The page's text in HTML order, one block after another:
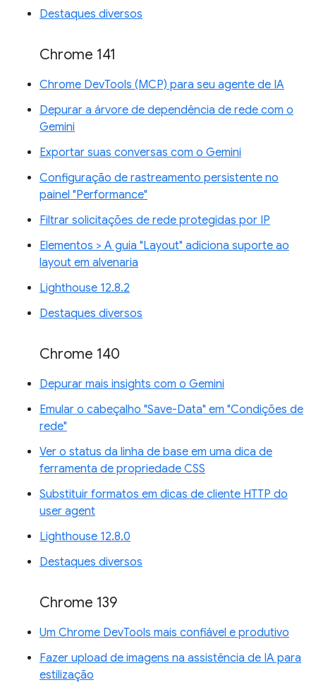
Destaques diversos
Chrome 141
Chrome DevTools (MCP) para seu agente de IA
Depurar a árvore de dependência de rede com o
Gemini
Exportar suas conversas com o Gemini
Configuração de rastreamento persistente no
painel "Performance"
Filtrar solicitações de rede protegidas por IP
Elementos > A guia "Layout" adiciona suporte ao
layout em alvenaria
Lighthouse 12.8.2
Destaques diversos
Chrome 140
Depurar mais insights com o Gemini
Emular o cabeçalho "Save-Data" em "Condições de
rede"
Ver o status da linha de base em uma dica de
ferramenta de propriedade CSS
Substituir formatos em dicas de cliente HTTP do
user agent
Lighthouse 12.8.0
Destaques diversos
Chrome 139
Um Chrome DevTools mais confiável e produtivo
Fazer upload de imagens na assistência de IA para
estilização